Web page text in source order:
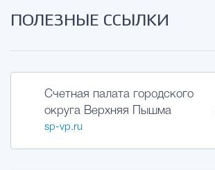
ПОЛЕЗНЫЕ ССЫЛКИ
Счетная палата городского
округа Верхняя Пышма
sp-vp.ru